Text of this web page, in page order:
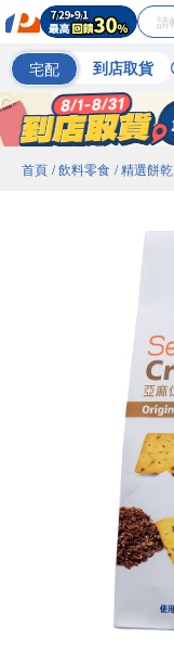
宅配 到店取貨
首頁 / 飲料零食 / 精選餅乾